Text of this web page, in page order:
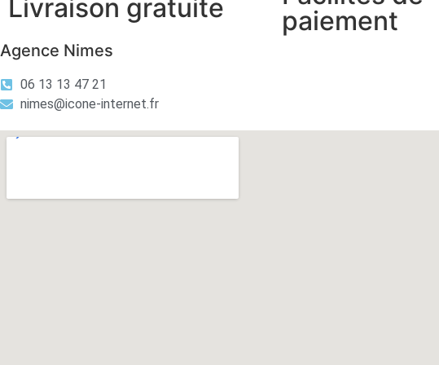
Livraison gratuite
paiement
Agence Nimes
06 13 13 47 21
nimes@icone-internet.fr